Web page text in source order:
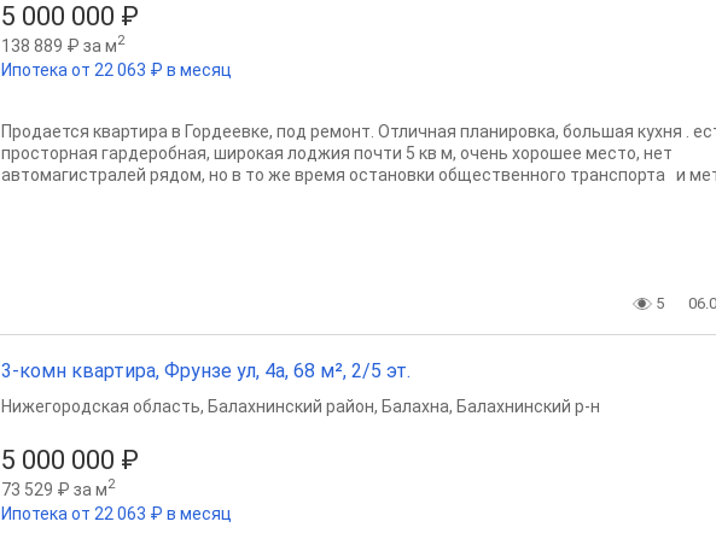
5 000 000 ₽
138 889 ₽ за м2
Ипотека от 22 063 ₽ в месяц
Продается квартира в Гордеевке, под ремонт. Отличная планировка, большая кухня .
просторная гардеробная, широкая лоджия почти 5 кв м, очень хорошее место, нет
автомагистралей рядом, но в то же время остановки общественного транспорта и
5
3-комн квартира, Фрунзе ул, 4а, 68 м², 2/5 эт.
5 000 000 ₽
73 529 ₽ за м2
Ипотека от 22 063 ₽ в месяц
Нижегородская область, Балахнинский район, Балахна, Балахнинский р-н